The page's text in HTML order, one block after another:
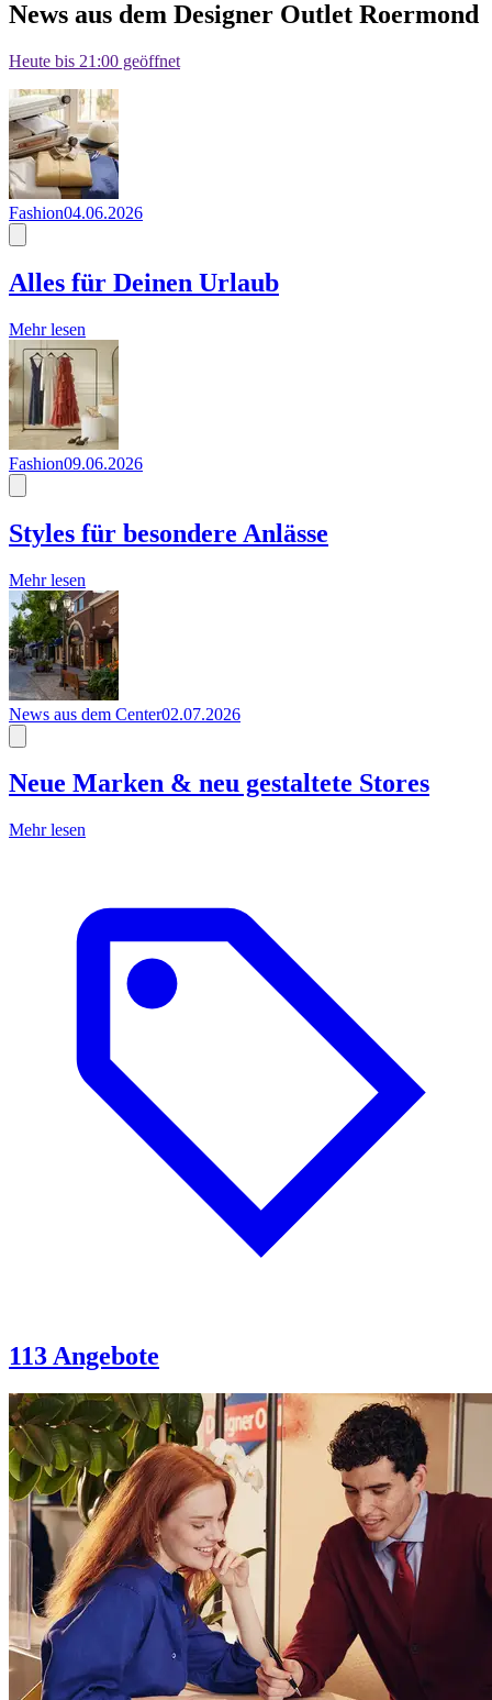
News aus dem Designer Outlet Roermond
Heute bis 21:00 geöffnet
Fashion04.06.2026
Alles für Deinen Urlaub
Mehr lesen
Fashion09.06.2026
Styles für besondere Anlässe
Mehr lesen
News aus dem Center02.07.2026
Neue Marken & neu gestaltete Stores
Mehr lesen
113 Angebote